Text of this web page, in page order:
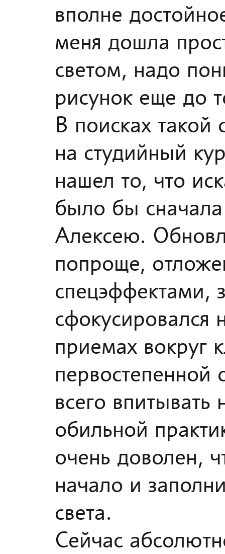
вполне
меня дошла
светом, надо
рисунок еще до
В поисках такой
на студийный
нашел то, что
было бы
Алексею.
попроще,
спецэффектами,
сфокусировался
приемах вокруг
первостепенной
всего
обильной
очень доволен,
начало и
света.
Сейчас